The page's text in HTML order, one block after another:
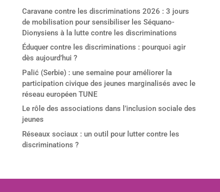
Caravane contre les discriminations 2026 : 3 jours
de mobilisation pour sensibiliser les Séquano-
Dionysiens à la lutte contre les discriminations
Éduquer contre les discriminations : pourquoi agir
dès aujourd’hui ?
Palić (Serbie) : une semaine pour améliorer la
participation civique des jeunes marginalisés avec le
réseau européen TUNE
Le rôle des associations dans l’inclusion sociale des
jeunes
Réseaux sociaux : un outil pour lutter contre les
discriminations ?